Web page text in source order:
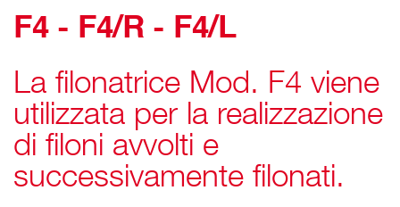
F4 - F4/R - F4/L
La filonatrice Mod. F4 viene
utilizzata per la realizzazione
di filoni avvolti e
successivamente filonati.